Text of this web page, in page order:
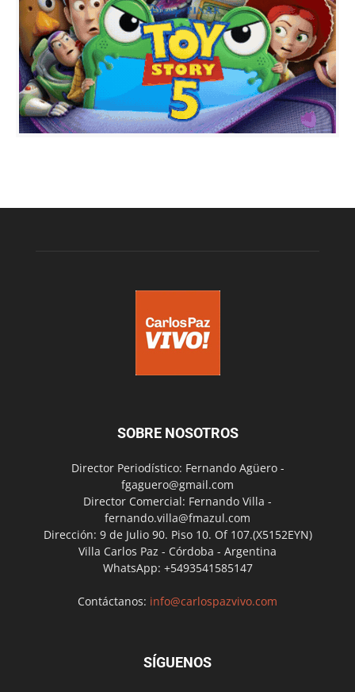
SOBRE NOSOTROS
Director Periodístico: Fernando Agüero -
fgaguero@gmail.com
Director Comercial: Fernando Villa -
fernando.villa@fmazul.com
Dirección: 9 de Julio 90. Piso 10. Of 107.(X5152EYN)
Villa Carlos Paz - Córdoba - Argentina
WhatsApp: +5493541585147
Contáctanos: info@carlospazvivo.com
SÍGUENOS